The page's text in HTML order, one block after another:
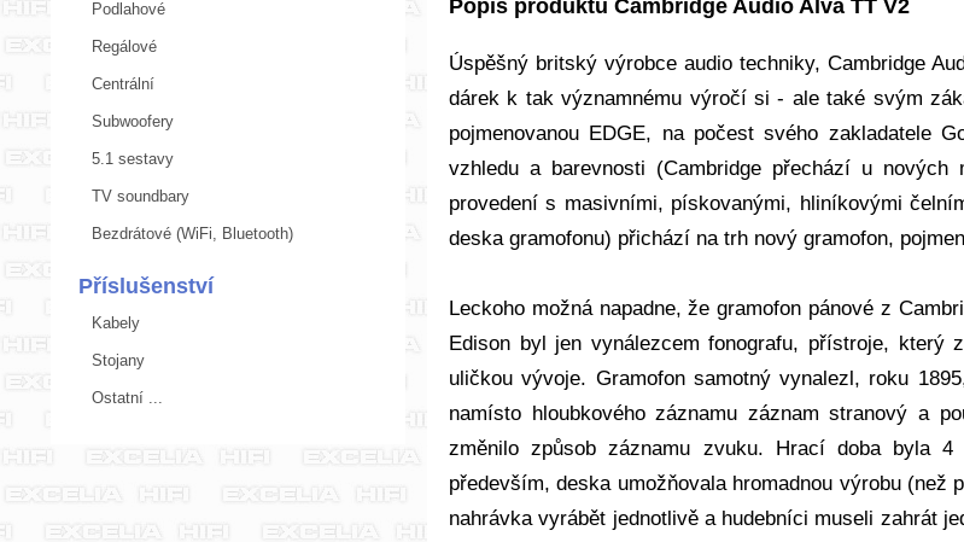
Podlahové
Regálové
Centrální
Subwoofery
5.1 sestavy
TV soundbary
Bezdrátové (WiFi, Bluetooth)
Příslušenství
Kabely
Stojany
Ostatní ...
Popis produktu Cambridge Audio Alva TT V2
Úspěšný britský výrobce audio techniky, Cambridge
dárek k tak významnému výročí si - ale také svým
pojmenovanou EDGE, na počest svého zakladatele
vzhledu a barevnosti (Cambridge přechází u
provedení s masivními, pískovanými, hliníkovými
deska gramofonu) přichází na trh nový gramofon,
Leckoho možná napadne, že gramofon pánové z
Edison byl jen vynálezcem fonografu, přístroje,
uličkou vývoje. Gramofon samotný vynalezl, roku
namísto hloubkového záznamu záznam stranový a
změnilo způsob záznamu zvuku. Hrací doba byla
především, deska umožňovala hromadnou výrobu
nahrávka vyrábět jednotlivě a hudebníci museli zahrát